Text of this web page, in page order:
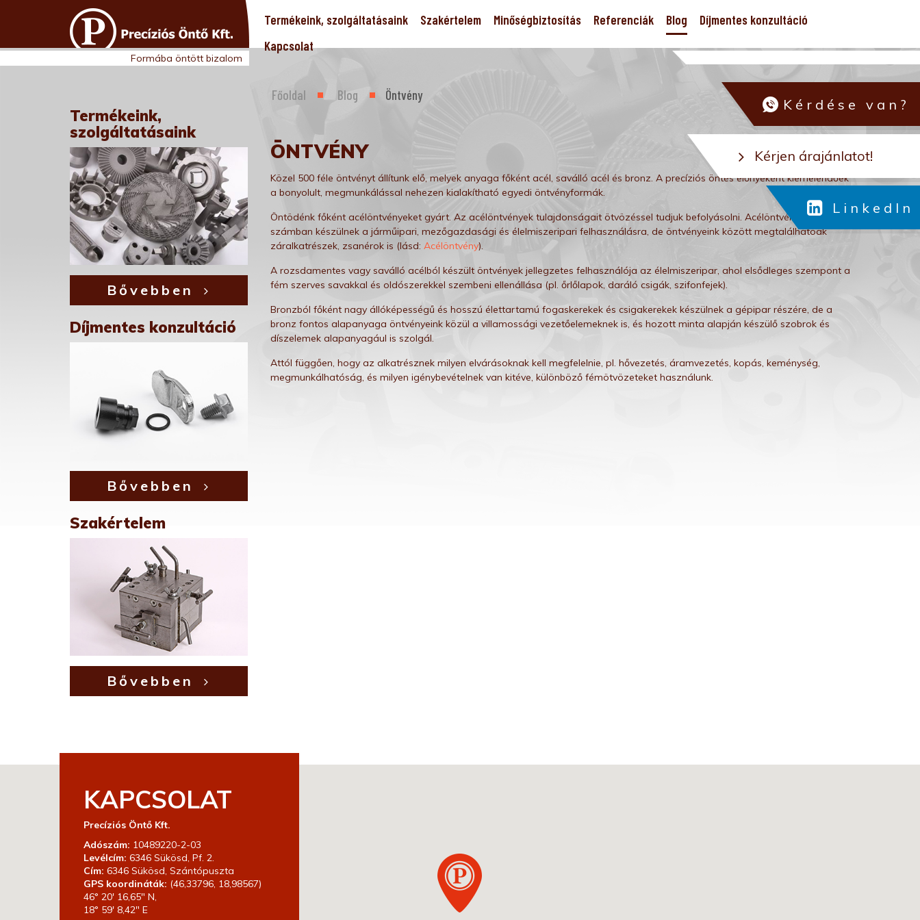
Formába öntött bizalom
Termékeink, szolgáltatásaink Szakértelem Minőségbiztosítás Referenciák Blog
Díjmentes konzultáció
Kapcsolat
Kérdése van?
Kérjen árajánlatot!
LinkedIn
Főoldal Blog Öntvény
Termékeink,
szolgáltatásaink
Bővebben
Díjmentes konzultáció
Bővebben
Szakértelem
Bővebben
ÖNTVÉNY
Közel 500 féle öntvényt állítunk elő, melyek anyaga főként acél, saválló acél és bronz. A precíziós öntés előnyeként kiemelendőek
a bonyolult, megmunkálással nehezen kialakítható egyedi öntvényformák.
Öntödénk főként acélöntvényeket gyárt. Az acélöntvények tulajdonságait ötvözéssel tudjuk befolyásolni. Acélöntvényeink nagy
számban készülnek a járműipari, mezőgazdasági és élelmiszeripari felhasználásra, de öntvényeink között megtalálhatóak
záralkatrészek, zsanérok is (lásd: Acélöntvény).
A rozsdamentes vagy saválló acélból készült öntvények jellegzetes felhasználója az élelmiszeripar, ahol elsődleges szempont a
fém szerves savakkal és oldószerekkel szembeni ellenállása (pl. őrlőlapok, daráló csigák, szifonfejek).
Bronzból főként nagy állóképességű és hosszú élettartamú fogaskerekek és csigakerekek készülnek a gépipar részére, de a
bronz fontos alapanyaga öntvényeink közül a villamossági vezetőelemeknek is, és hozott minta alapján készülő szobrok és
díszelemek alapanyagául is szolgál.
Attól függően, hogy az alkatrésznek milyen elvárásoknak kell megfelelnie, pl. hővezetés, áramvezetés, kopás, keménység,
megmunkálhatóság, és milyen igénybevételnek van kitéve, különböző fémötvözeteket használunk.
KAPCSOLAT
Precíziós Öntő Kft.
Adószám: 10489220-2-03
Levélcím: 6346 Sükösd, Pf. 2.
Cím: 6346 Sükösd, Szántópuszta
GPS koordináták: (46,33796, 18,98567)
46° 20′ 16,65″ N,
18° 59′ 8,42″ E